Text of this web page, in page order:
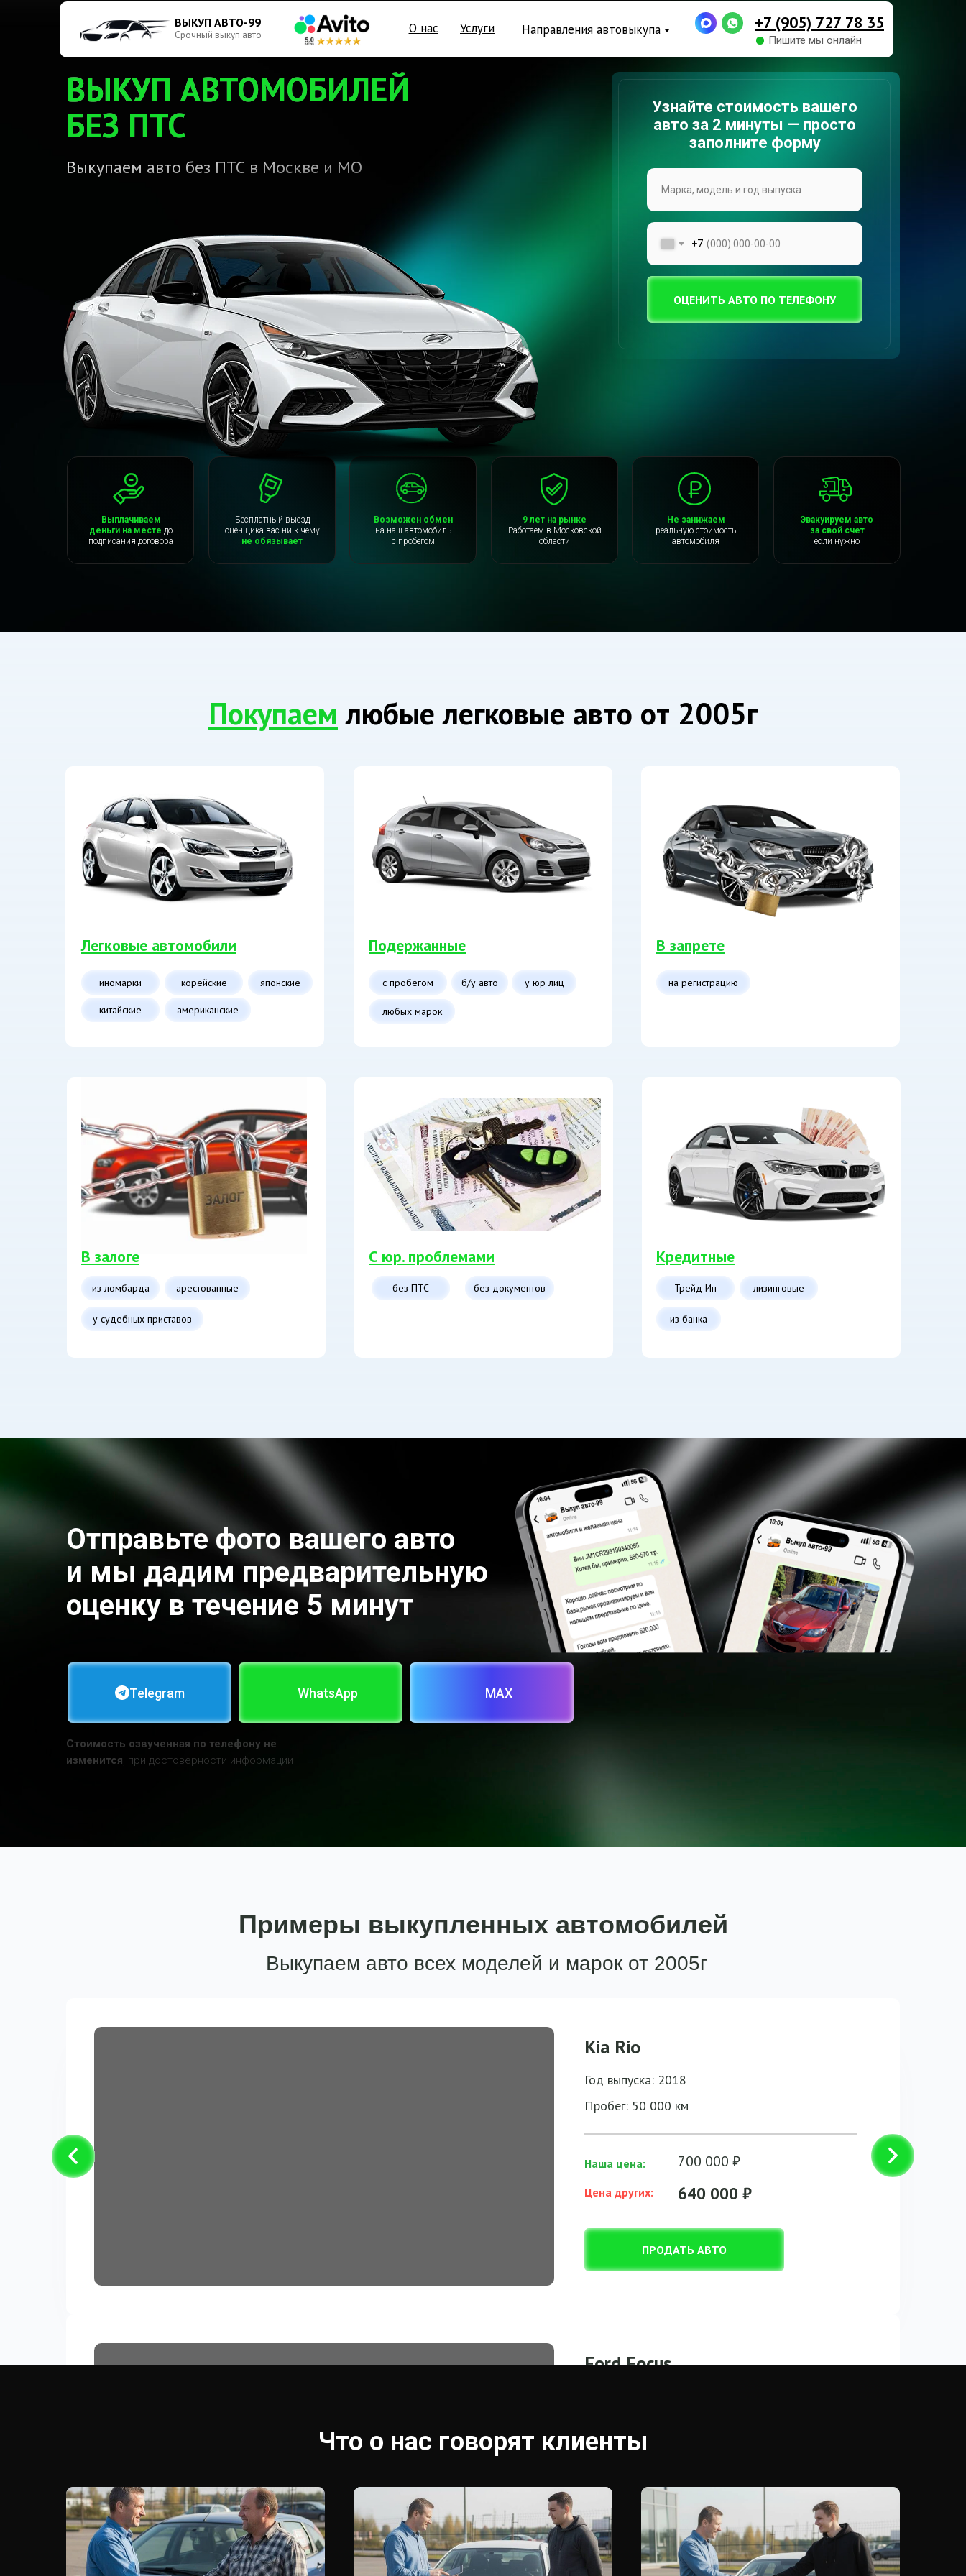
ВЫКУП АВТО-99
Срочный выкуп авто
+7 (905) 727 78 35
Пишите мы онлайн
О нас Услуги Направления автовыкупа
ВЫКУП АВТОМОБИЛЕЙ
БЕЗ ПТС
Выкупаем авто без ПТС в Москве и МО
+7
ОЦЕНИТЬ АВТО ПО ТЕЛЕФОНУ
Узнайте стоимость вашего
авто за 2 минуты — просто
заполните форму
Выплачиваем
деньги на месте до
подписания договора
Бесплатный выезд
оценщика вас ни к чему
не обязывает
Возможен обмен
на наш автомобиль
с пробегом
9 лет на рынке
Работаем в Московской
области
Не занижаем
реальную стоимость
автомобиля
Эвакуируем авто
за свой счет
если нужно
Покупаем любые легковые авто от 2005г
Легковые автомобили
иномарки корейские японские
американские
китайские
Подержанные
с пробегом б/у авто у юр лиц
любых марок
на регистрацию
из ломбарда арестованные
у судебных приставов
С юр. проблемами
без документов
без ПТС
Кредитные
Трейд Ин лизинговые
из банка
В запрете
В залоге
Стоимость озвученная по телефону не
изменится, при достоверности информации
Отправьте фото вашего авто
и мы дадим предварительную
оценку в течение 5 минут
Telegram WhatsApp MAX
Примеры выкупленных автомобилей
Выкупаем авто всех моделей и марок от 2005г
Kia Rio
Пробег: 50 000 км
Наша цена:
Цена других:
Год выпуска: 2018
700 000 ₽
640 000 ₽
ПРОДАТЬ АВТО
Ford Focus
Цена других:
210 000 ₽
ПРОДАТЬ АВТО
Что о нас говорят клиенты